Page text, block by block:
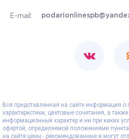
E-mail:
Вся представленная на сайте информация о
характеристики, цветовые сочетания, а
информационный характер и ни при каких
офертой, определяемой положениями
на сайте цены - рекомендованные и могут